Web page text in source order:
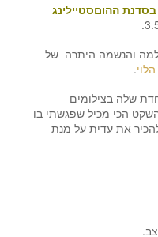
בסדנת ההוםסטיילינג
והנשמה היתרה של
.
שלה בצילומים
הכי מכיל שפגשתי בו
את עדית על מנת